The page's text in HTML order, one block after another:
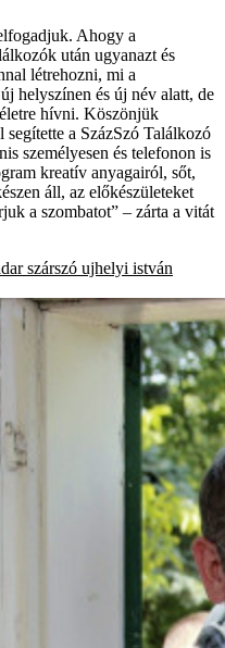
Ahogy a
után ugyanazt és
létrehozni, mi a
helyszínen és új név alatt, de
hívni. Köszönjük
a SzázSzó Találkozó
személyesen és telefonon is
kreatív anyagairól, sőt,
áll, az előkészületeket
a szombatot” – zárta a vitát
szárszó ujhelyi istván